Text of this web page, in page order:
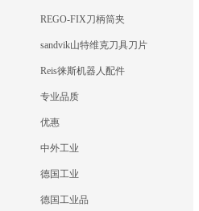
REGO-FIX刀柄筒夹
sandvik山特维克刀具刀片
Reis徕斯机器人配件
专业品质
优惠
中外工业
德国工业
德国工业品